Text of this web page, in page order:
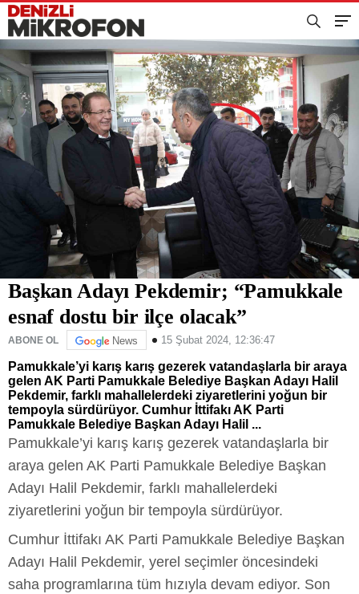
Başkan Adayı Pekdemir; “Pamukkale
esnaf dostu bir ilçe olacak”
ABONE OL News 15 Şubat 2024, 12:36:47
Pamukkale’yi karış karış gezerek vatandaşlarla bir araya
gelen AK Parti Pamukkale Belediye Başkan Adayı Halil
Pekdemir, farklı mahallelerdeki ziyaretlerini yoğun bir
tempoyla sürdürüyor. Cumhur İttifakı AK Parti
Pamukkale Belediye Başkan Adayı Halil ...
Pamukkale’yi karış karış gezerek vatandaşlarla bir
araya gelen AK Parti Pamukkale Belediye Başkan
Adayı Halil Pekdemir, farklı mahallelerdeki
ziyaretlerini yoğun bir tempoyla sürdürüyor.
Cumhur İttifakı AK Parti Pamukkale Belediye Başkan
Adayı Halil Pekdemir, yerel seçimler öncesindeki
saha programlarına tüm hızıyla devam ediyor. Son